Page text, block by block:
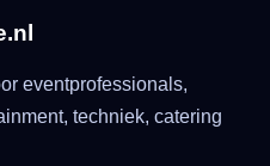
eventprofessionals,
techniek, catering